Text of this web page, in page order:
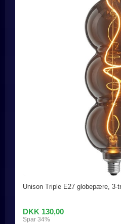
Unison Triple E27 globepære,
DKK 130,00
Spar 34%